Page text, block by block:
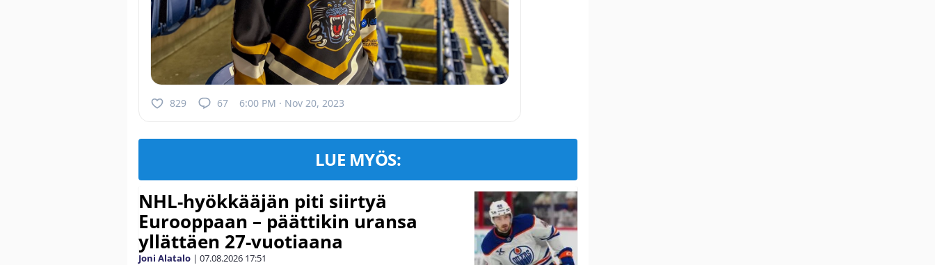
829 67 6:00 PM · Nov 20, 2023
LUE MYÖS:
NHL-hyökkääjän piti siirtyä
Eurooppaan – päättikin uransa
yllättäen 27-vuotiaana
Joni Alatalo | 07.08.2026 17:51